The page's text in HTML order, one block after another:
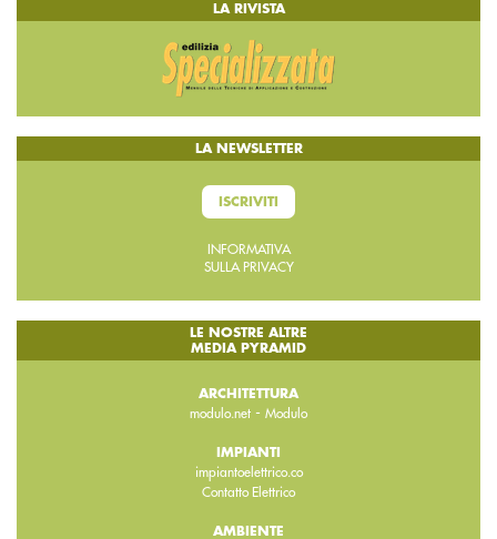
LA RIVISTA
LA NEWSLETTER
ISCRIVITI
INFORMATIVA
SULLA PRIVACY
LE NOSTRE ALTRE
MEDIA PYRAMID
ARCHITETTURA
modulo.net - Modulo
IMPIANTI
impiantoelettrico.co
Contatto Elettrico
AMBIENTE